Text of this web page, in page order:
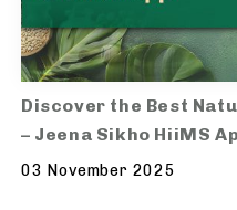
Discover the Best
– Jeena Sikho HiiMS
03 November 2025